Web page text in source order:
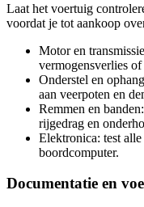
Laat het voertuig
voordat je tot aankoop
Motor en
vermogensverlies
Onderstel en
aan veerpoten en
Remmen en
rijgedrag en
Elektronica: test
boordcomputer.
Documentatie en